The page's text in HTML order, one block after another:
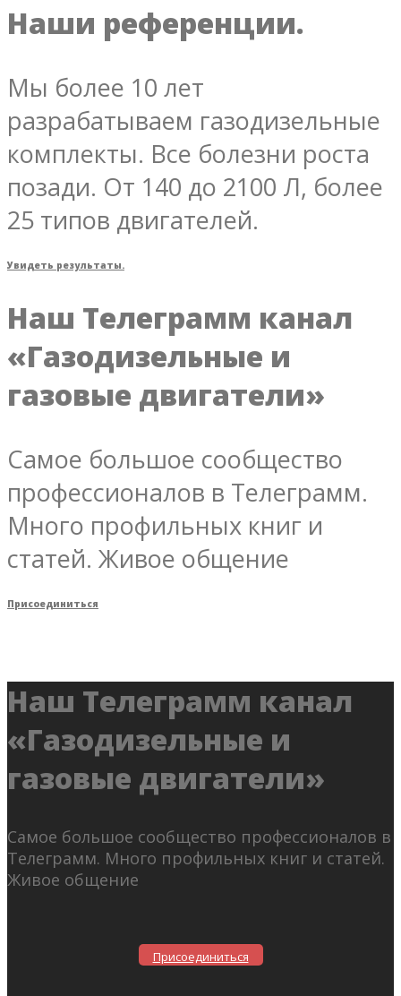
Наши референции.
Мы более 10 лет
разрабатываем газодизельные
комплекты. Все болезни роста
позади. От 140 до 2100 Л, более
25 типов двигателей.
Увидеть результаты.
Наш Телеграмм канал
«Газодизельные и
газовые двигатели»
Самое большое сообщество
профессионалов в Телеграмм.
Много профильных книг и
статей. Живое общение
Присоединиться
Наш Телеграмм канал
«Газодизельные и
газовые двигатели»
Самое большое сообщество профессионалов в
Телеграмм. Много профильных книг и статей.
Живое общение
Присоединиться